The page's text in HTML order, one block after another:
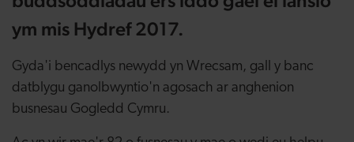
ym mis Hydref 2017.
Gyda'i bencadlys newydd yn Wrecsam, gall y banc
datblygu ganolbwyntio'n agosach ar anghenion
busnesau Gogledd Cymru.